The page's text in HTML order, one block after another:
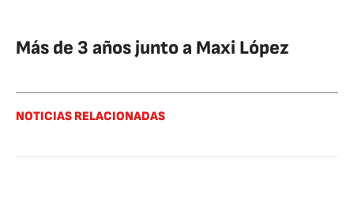
Más de 3 años junto a Maxi López
NOTICIAS RELACIONADAS